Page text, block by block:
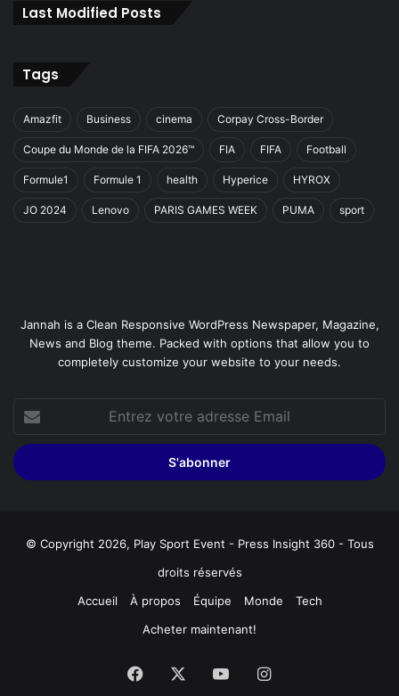
Last Modified Posts
Tags
Amazfit Business cinema Corpay Cross-Border
Coupe du Monde de la FIFA 2026™ FIA FIFA Football
Formule1 Formule 1 health Hyperice HYROX
JO 2024 Lenovo PARIS GAMES WEEK PUMA sport
Jannah is a Clean Responsive WordPress Newspaper, Magazine,
News and Blog theme. Packed with options that allow you to
completely customize your website to your needs.
votre
adresse
Email
© Copyright 2026, Play Sport Event - Press Insight 360 - Tous
droits réservés
Accueil
À propos Équipe Monde
Tech
Acheter maintenant!
Facebook YouTubeInstagram